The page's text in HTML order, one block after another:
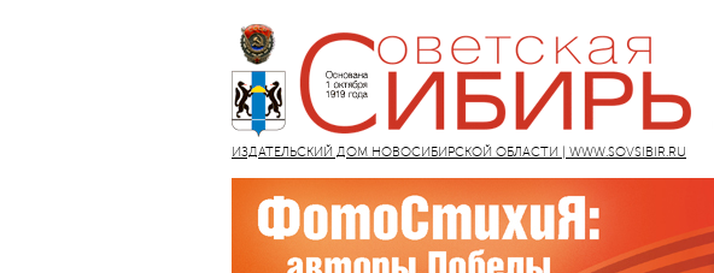
ИЗДАТЕЛЬСКИЙ ДОМ НОВОСИБИРСКОЙ ОБЛАСТИ | WWW.SOVSIBIR.RU